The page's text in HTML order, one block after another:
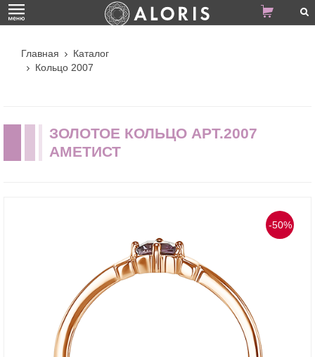
Главная
Каталог
Кольцо 2007
ЗОЛОТОЕ КОЛЬЦО АРТ.2007
АМЕТИСТ
-50%